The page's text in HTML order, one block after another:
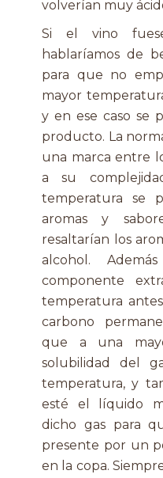
volverían muy
Si el vino
hablaríamos de
para que no
mayor
y en ese caso se
producto. La
una marca entre
a su
temperatura se
aromas y
resaltarían los
alcohol.
componente
temperatura
carbono
que a una
solubilidad del
temperatura, y
esté el líquido
dicho gas para
presente por un
en la copa.